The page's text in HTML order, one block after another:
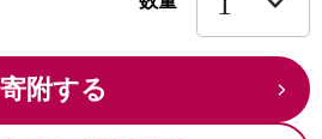
寄附する